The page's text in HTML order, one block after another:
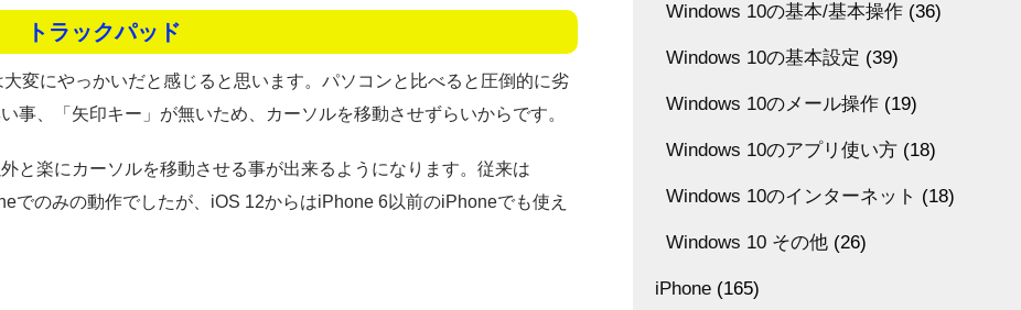
トラックパッド
変にやっかいだと感じると思います。パソコンと比べると圧倒的に劣
事、「矢印キー」が無いため、カーソルを移動させずらいからです。
と楽にカーソルを移動させる事が出来るようになります。従来は
でのみの動作でしたが、iOS 12からはiPhone 6以前のiPhoneでも使え
Windows 10の基本/基本操作 (36)
Windows 10の基本設定 (39)
Windows 10のメール操作 (19)
Windows 10のアプリ使い方 (18)
Windows 10のインターネット (18)
Windows 10 その他 (26)
iPhone (165)